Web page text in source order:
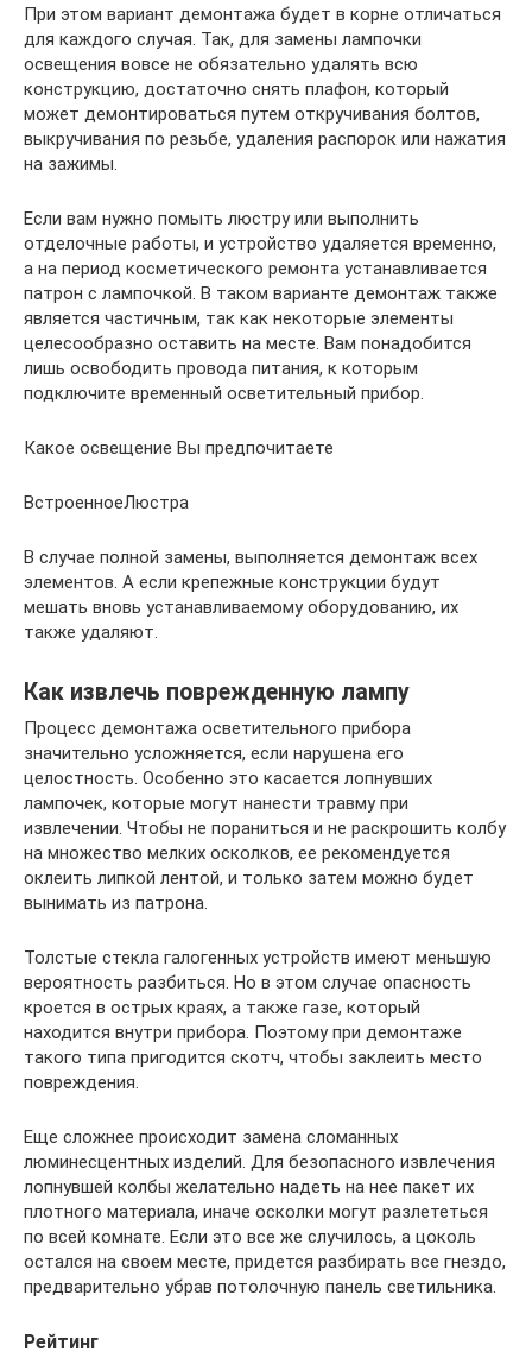
При этом вариант демонтажа будет в корне отличаться
для каждого случая. Так, для замены лампочки
освещения вовсе не обязательно удалять всю
конструкцию, достаточно снять плафон, который
может демонтироваться путем откручивания болтов,
выкручивания по резьбе, удаления распорок или нажатия
на зажимы.
Если вам нужно помыть люстру или выполнить
отделочные работы, и устройство удаляется временно,
а на период косметического ремонта устанавливается
патрон с лампочкой. В таком варианте демонтаж также
является частичным, так как некоторые элементы
целесообразно оставить на месте. Вам понадобится
лишь освободить провода питания, к которым
подключите временный осветительный прибор.
Какое освещение Вы предпочитаете
ВстроенноеЛюстра
В случае полной замены, выполняется демонтаж всех
элементов. А если крепежные конструкции будут
мешать вновь устанавливаемому оборудованию, их
также удаляют.
Как извлечь поврежденную лампу
Процесс демонтажа осветительного прибора
значительно усложняется, если нарушена его
целостность. Особенно это касается лопнувших
лампочек, которые могут нанести травму при
извлечении. Чтобы не пораниться и не раскрошить колбу
на множество мелких осколков, ее рекомендуется
оклеить липкой лентой, и только затем можно будет
вынимать из патрона.
Толстые стекла галогенных устройств имеют меньшую
вероятность разбиться. Но в этом случае опасность
кроется в острых краях, а также газе, который
находится внутри прибора. Поэтому при демонтаже
такого типа пригодится скотч, чтобы заклеить место
повреждения.
Еще сложнее происходит замена сломанных
люминесцентных изделий. Для безопасного извлечения
лопнувшей колбы желательно надеть на нее пакет их
плотного материала, иначе осколки могут разлететься
по всей комнате. Если это все же случилось, а цоколь
остался на своем месте, придется разбирать все гнездо,
предварительно убрав потолочную панель светильника.
Рейтинг